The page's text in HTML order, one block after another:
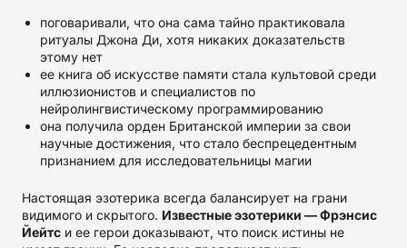
поговаривали, что она сама тайно практиковала
ритуалы Джона Ди, хотя никаких доказательств
этому нет
ее книга об искусстве памяти стала культовой среди
иллюзионистов и специалистов по
нейролингвистическому программированию
она получила орден Британской империи за свои
научные достижения, что стало беспрецедентным
признанием для исследовательницы магии
Настоящая эзотерика всегда балансирует на грани
видимого и скрытого. Известные эзотерики — Фрэнсис
Йейтс и ее герои доказывают, что поиск истины не